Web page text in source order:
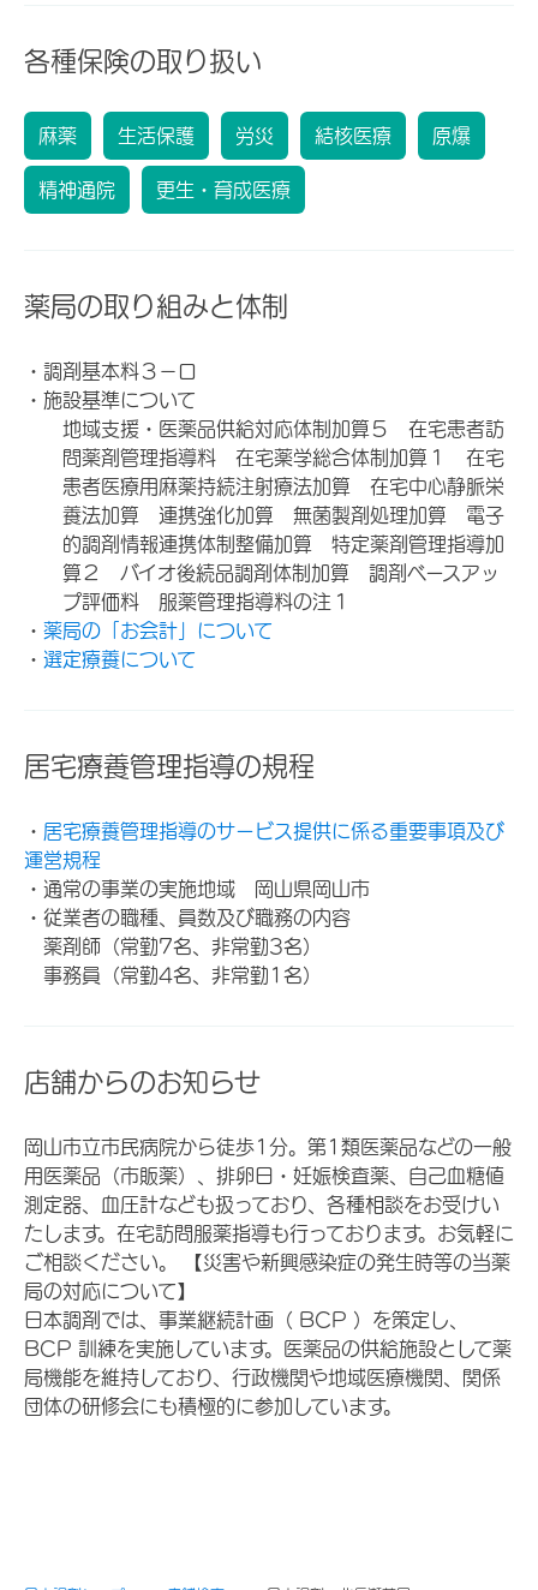
各種保険の取り扱い
麻薬 生活保護 労災 結核医療 原爆
精神通院 更生・育成医療
薬局の取り組みと体制
・調剤基本料３－ロ
・施設基準について
地域支援・医薬品供給対応体制加算５ 在宅患者訪
問薬剤管理指導料 在宅薬学総合体制加算１ 在宅
患者医療用麻薬持続注射療法加算 在宅中心静脈栄
養法加算 連携強化加算 無菌製剤処理加算 電子
的調剤情報連携体制整備加算 特定薬剤管理指導加
算２ バイオ後続品調剤体制加算 調剤ベースアッ
プ評価料 服薬管理指導料の注１
・ 薬局の「お会計」について
・ 選定療養について
居宅療養管理指導の規程
・ 居宅療養管理指導のサービス提供に係る重要事項及び
運営規程
・通常の事業の実施地域 岡山県岡山市
・従業者の職種、員数及び職務の内容
薬剤師（常勤7名、非常勤3名）
事務員（常勤4名、非常勤1名）
店舗からのお知らせ
岡山市立市民病院から徒歩1分。第1類医薬品などの一般
用医薬品（市販薬）、排卵日・妊娠検査薬、自己血糖値
測定器、血圧計なども扱っており、各種相談をお受けい
たします。在宅訪問服薬指導も行っております。お気軽に
ご相談ください。 【災害や新興感染症の発生時等の当薬
局の対応について】
日本調剤では、事業継続計画（ BCP ）を策定し、
BCP 訓練を実施しています。医薬品の供給施設として薬
局機能を維持しており、行政機関や地域医療機関、関係
団体の研修会にも積極的に参加しています。